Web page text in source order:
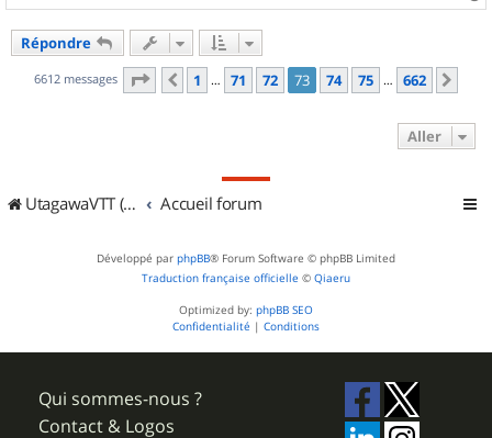
a
Répondre
6612 messages Page 73 sur662
Précédent
1 … 71 72 73 74 75 … 662
Aller
UtagawaVTT (Randos VTT et VTTAE avec traces GPS) Accueil forum
Développé par phpBB® Forum Software © phpBB Limited
Traduction française officielle © Qiaeru
Optimized by: phpBB SEO
Confidentialité | Conditions
Qui sommes-nous ?
Contact & Logos